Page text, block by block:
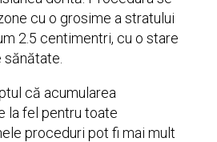
cu o grosime a stratului
2.5 centimentri, cu o stare
că acumularea
la fel pentru toate
proceduri pot fi mai mult